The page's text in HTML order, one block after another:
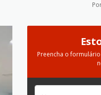
Preencha o